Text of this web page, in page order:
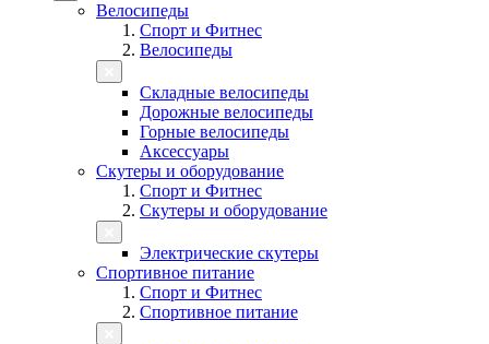
Велосипеды
Спорт и Фитнес
Велосипеды
Складные велосипеды
Дорожные велосипеды
Горные велосипеды
Аксессуары
Скутеры и оборудование
Спорт и Фитнес
Скутеры и оборудование
Электрические скутеры
Спортивное питание
Спорт и Фитнес
Спортивное питание